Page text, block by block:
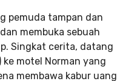
pemuda tampan dan
membuka sebuah
Singkat cerita, datang
motel Norman yang
membawa kabur uang